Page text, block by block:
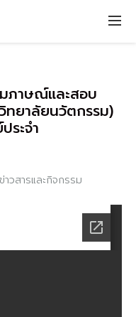
ภาษณ์และสอบ
ยาลัยนวัตกรรม)
ระจำ
ข่าวสารและกิจกรรม